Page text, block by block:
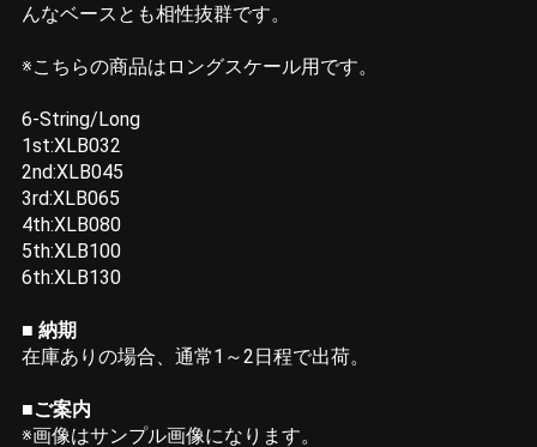
んなベースとも相性抜群です。
※こちらの商品はロングスケール用です。
6-String/Long
1st:XLB032
2nd:XLB045
3rd:XLB065
4th:XLB080
5th:XLB100
6th:XLB130
■ 納期
在庫ありの場合、通常1～2日程で出荷。
■ご案内
※画像はサンプル画像になります。